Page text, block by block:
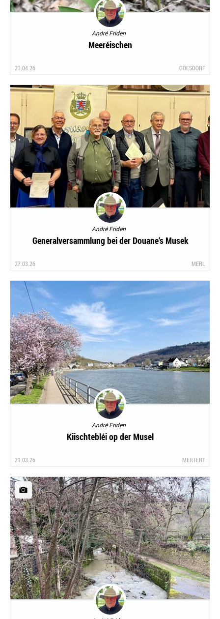
André Friden
Meeréischen
23.04.26 GOESDORF
André Friden
Generalversammlung bei der Douane‘s Musek
27.03.26 MERL
André Friden
Kiischtebléi op der Musel
21.03.26 MERTERT